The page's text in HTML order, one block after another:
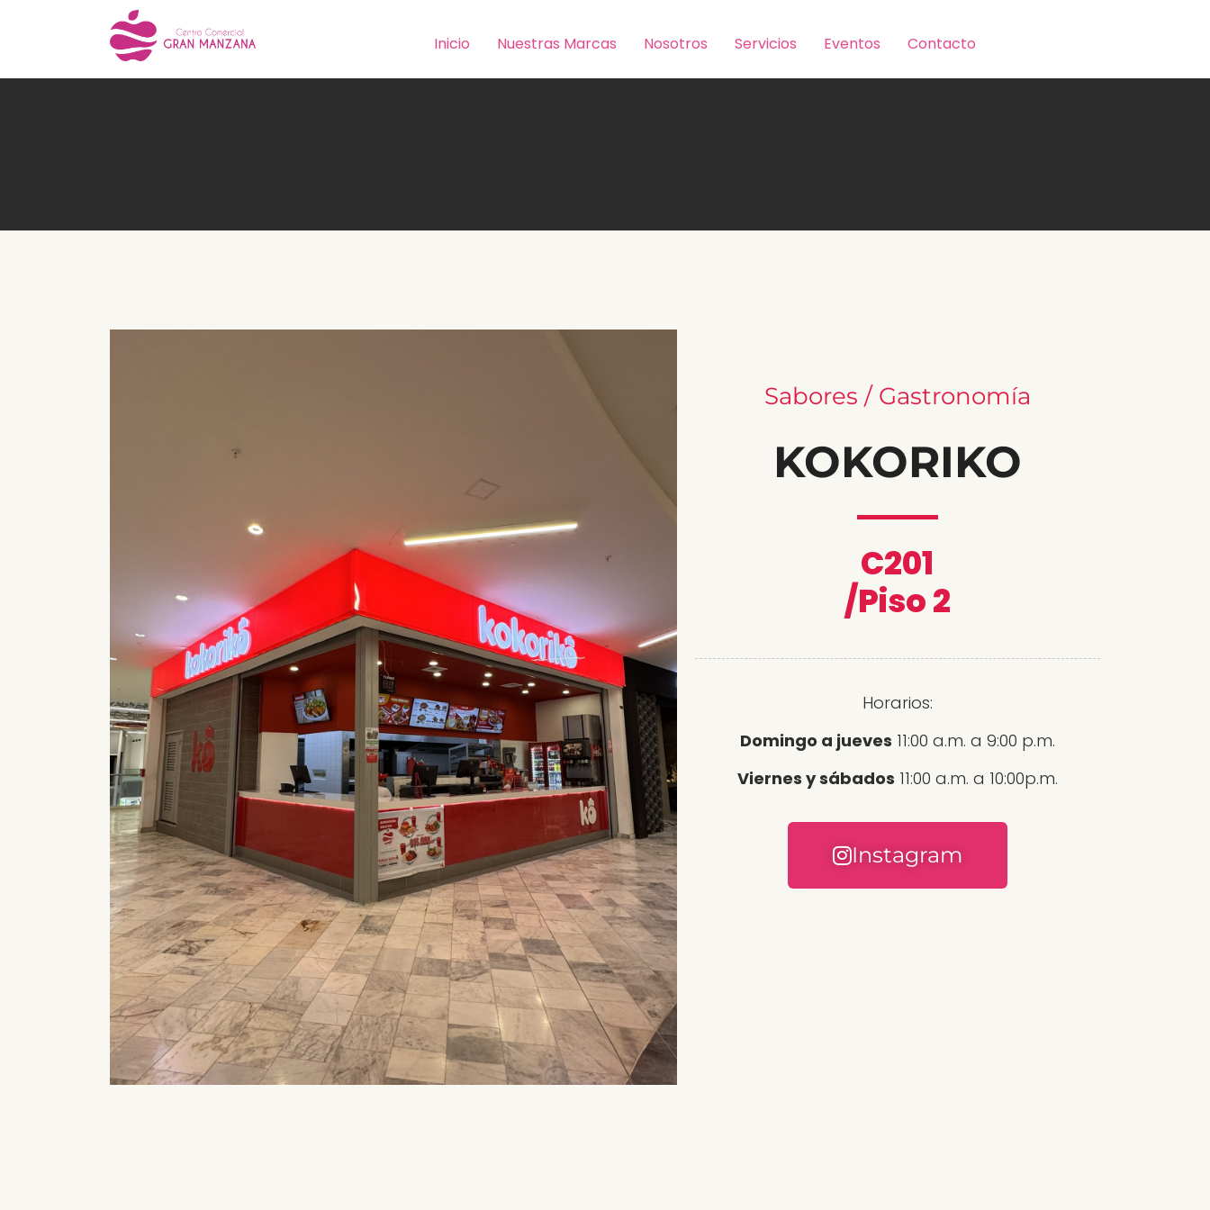
Inicio Nuestras Marcas Nosotros Servicios Eventos Contacto
Sabores / Gastronomía
KOKORIKO
C201
/Piso 2
Horarios:
Domingo a jueves 11:00 a.m. a 9:00 p.m.
Viernes y sábados 11:00 a.m. a 10:00p.m.
Instagram